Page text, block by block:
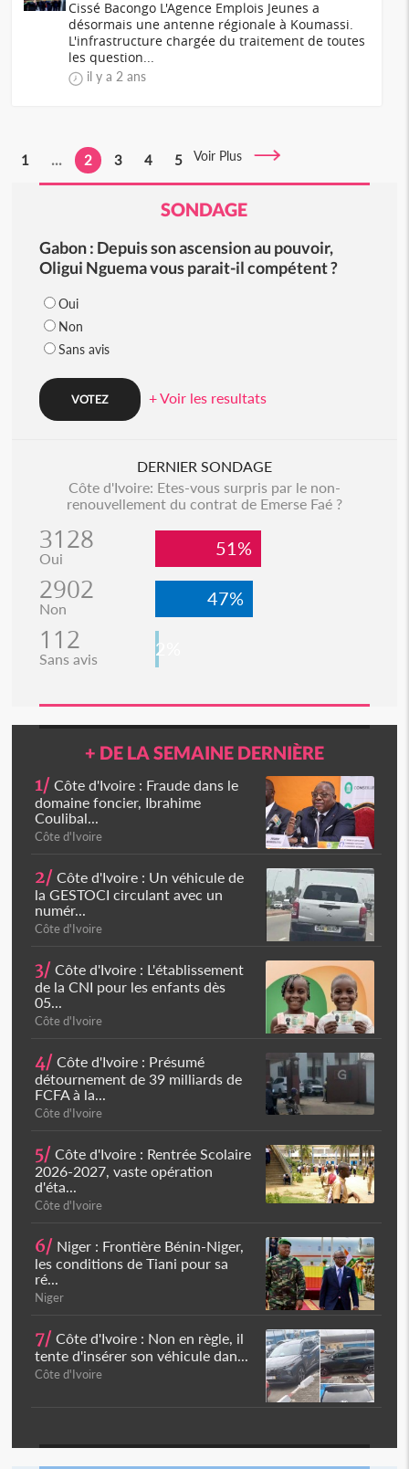
Cissé Bacongo L'Agence Emplois Jeunes a
désormais une antenne régionale à Koumassi.
L'infrastructure chargée du traitement de toutes
les question...
il y a 2 ans
1 ... 2 3 4 5 Voir Plus
SONDAGE
Gabon : Depuis son ascension au pouvoir,
Oligui Nguema vous parait-il compétent ?
Oui
Non
Sans avis
+ Voir les resultats
DERNIER SONDAGE
Côte d'Ivoire: Etes-vous surpris par le non-
renouvellement du contrat de Emerse Faé ?
3128
Oui 51%
2902
Non 47%
112
Sans avis 2%
+ DE LA SEMAINE DERNIÈRE
1/ Côte d'Ivoire : Fraude dans le
domaine foncier, Ibrahime
Coulibal...
Côte d'Ivoire
2/ Côte d'Ivoire : Un véhicule de
la GESTOCI circulant avec un
numér...
Côte d'Ivoire
3/ Côte d'Ivoire : L'établissement
de la CNI pour les enfants dès
05...
Côte d'Ivoire
4/ Côte d'Ivoire : Présumé
détournement de 39 milliards de
FCFA à la...
Côte d'Ivoire
5/ Côte d'Ivoire : Rentrée Scolaire
2026-2027, vaste opération
d'éta...
Côte d'Ivoire
6/ Niger : Frontière Bénin-Niger,
les conditions de Tiani pour sa
ré...
Niger
7/ Côte d'Ivoire : Non en règle, il
tente d'insérer son véhicule dan...
Côte d'Ivoire